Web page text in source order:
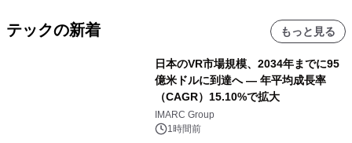
テックの新着 もっと見る
日本のVR市場規模、2034年までに95
億米ドルに到達へ ― 年平均成長率
（CAGR）15.10%で拡大
IMARC Group
1時間前